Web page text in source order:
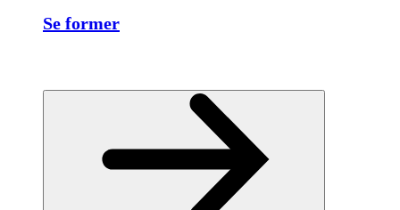
Se former